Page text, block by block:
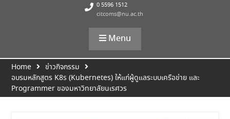
0 5596 1512
citcoms@nu.ac.th
Menu
Home
ข่าวกิจกรรม
อบรมหลักสูตร K8s (Kubernetes) ให้แก่ผู้ดูแลระบบเครือข่าย และ
Programmer ของมหาวิทยาลัยนเรศวร